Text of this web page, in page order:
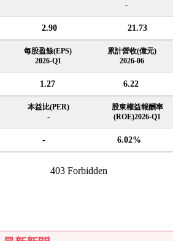
-
2.90 21.73
每股盈餘(EPS)
2026-Q1
累計營收(億元)
2026-06
1.27 6.22
本益比(PER)
-
股東權益報酬率
(ROE)2026-Q1
- 6.02%